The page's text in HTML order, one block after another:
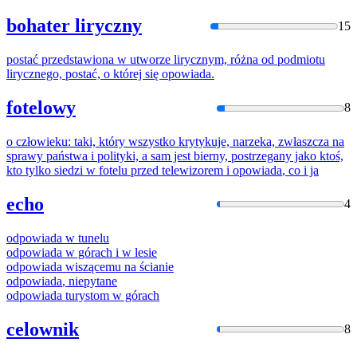
bohater liryczny 15
postać przedstawiona w utworze lirycznym, różna od podmiotu
lirycznego, postać, o której się opowiada.
fotelowy 8
o człowieku: taki, który wszystko krytykuje, narzeka, zwłaszcza na
sprawy państwa i polityki, a sam jest bierny, postrzegany jako ktoś,
kto tylko siedzi w fotelu przed telewizorem i opowiada, co i ja
echo 4
odpowiada w tunelu
odpowiada w górach i w lesie
odpowiada wiszącemu na ścianie
odpowiada, niepytane
odpowiada turystom w górach
celownik 8